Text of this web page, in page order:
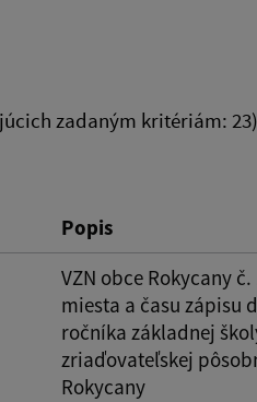
zadaným kritériám: 23)
Popis
VZN obce Rokycany
miesta a času zápisu
ročníka základnej
zriaďovateľskej
Rokycany